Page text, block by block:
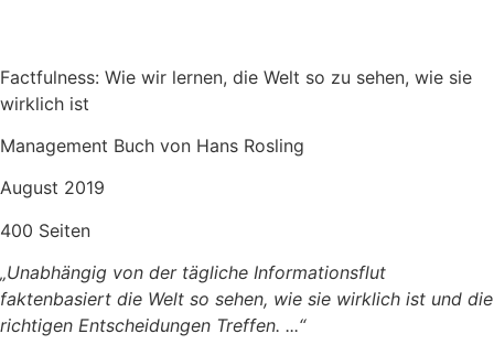
Factfulness: Wie wir lernen, die Welt so zu sehen, wie sie
wirklich ist
Management Buch von Hans Rosling
August 2019
400 Seiten
„Unabhängig von der tägliche Informationsflut
faktenbasiert die Welt so sehen, wie sie wirklich ist und die
richtigen Entscheidungen Treffen. ...“